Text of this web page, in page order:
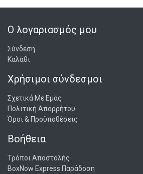
Ο λογαριασμός μου
Σύνδεση
Καλάθι
Χρήσιμοι σύνδεσμοι
Σχετικά Με Εμάς
Πολιτική Απορρήτου
Όροι & Προϋποθέσεις
Βοήθεια
Τρόποι Αποστολής
BoxNow Express Παράδοση